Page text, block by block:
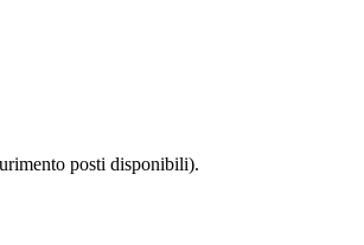
posti disponibili).